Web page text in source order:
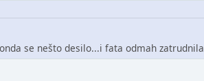
se nešto desilo...i fata odmah zatrudnila